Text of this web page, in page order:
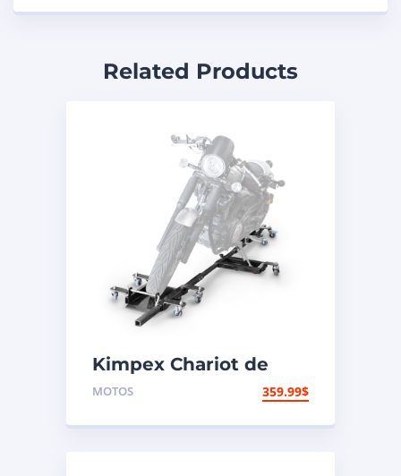
Related Products
Kimpex Chariot de
transport long pour
motocyclette – sortie
avant 1500 lb
MOTOS 359.99$